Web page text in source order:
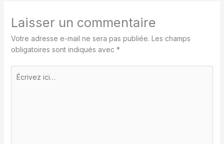
Laisser un commentaire
Votre adresse e-mail ne sera pas publiée. Les champs
obligatoires sont indiqués avec *
ici…